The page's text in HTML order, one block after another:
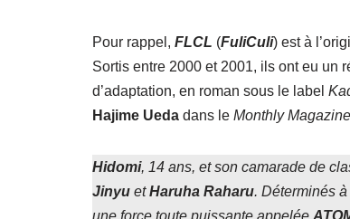
Pour rappel, FLCL (FuliCuli) est à
Sortis entre 2000 et 2001, ils ont eu un
d’adaptation, en roman sous le label
Hajime Ueda dans le Monthly
Hidomi, 14 ans, et son camarade de
Jinyu etHaruha Raharu. Déterminés